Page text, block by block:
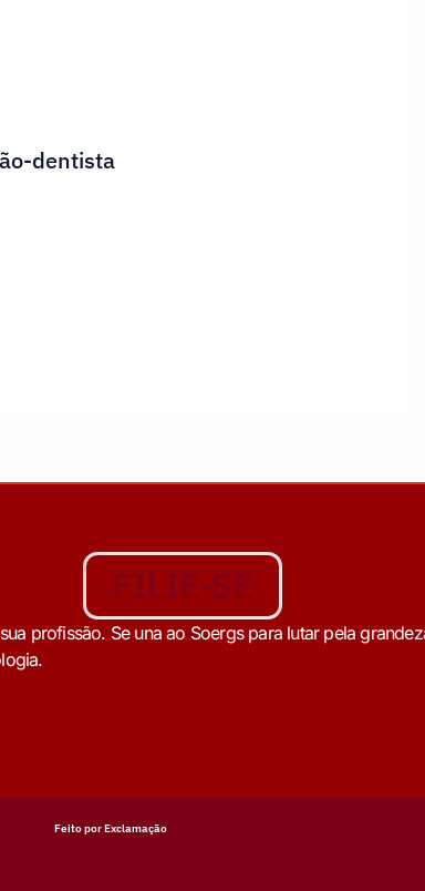
dentista
FILIE-SE
profissão. Se una ao Soergs para lutar pela
Feito por Exclamação